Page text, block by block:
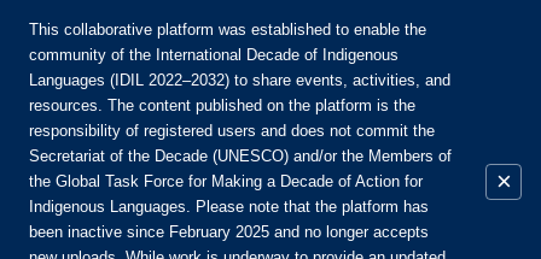
Join the Community:
EN
This collaborative platform was established to enable the
community of the International Decade of Indigenous
Languages (IDIL 2022–2032) to share events, activities, and
resources. The content published on the platform is the
responsibility of registered users and does not commit the
Secretariat of the Decade (UNESCO) and/or the Members of
the Global Task Force for Making a Decade of Action for
Indigenous Languages. Please note that the platform has
been inactive since February 2025 and no longer accepts
×